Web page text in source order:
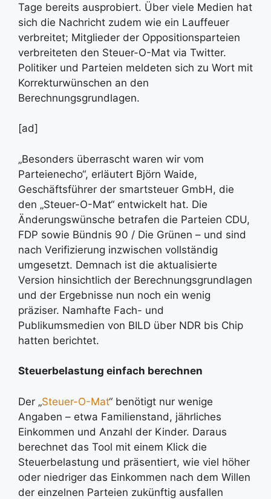
Tage bereits ausprobiert. Über viele Medien hat
sich die Nachricht zudem wie ein Lauffeuer
verbreitet; Mitglieder der Oppositionsparteien
verbreiteten den Steuer-O-Mat via Twitter.
Politiker und Parteien meldeten sich zu Wort mit
Korrekturwünschen an den
Berechnungsgrundlagen.
[ad]
„Besonders überrascht waren wir vom
Parteienecho“, erläutert Björn Waide,
Geschäftsführer der smartsteuer GmbH, die
den „Steuer-O-Mat“ entwickelt hat. Die
Änderungswünsche betrafen die Parteien CDU,
FDP sowie Bündnis 90 / Die Grünen – und sind
nach Verifizierung inzwischen vollständig
umgesetzt. Demnach ist die aktualisierte
Version hinsichtlich der Berechnungsgrundlagen
und der Ergebnisse nun noch ein wenig
präziser. Namhafte Fach- und
Publikumsmedien von BILD über NDR bis Chip
hatten berichtet.
Steuerbelastung einfach berechnen
Der „Steuer-O-Mat“ benötigt nur wenige
Angaben – etwa Familienstand, jährliches
Einkommen und Anzahl der Kinder. Daraus
berechnet das Tool mit einem Klick die
Steuerbelastung und präsentiert, wie viel höher
oder niedriger das Einkommen nach dem Willen
der einzelnen Parteien zukünftig ausfallen